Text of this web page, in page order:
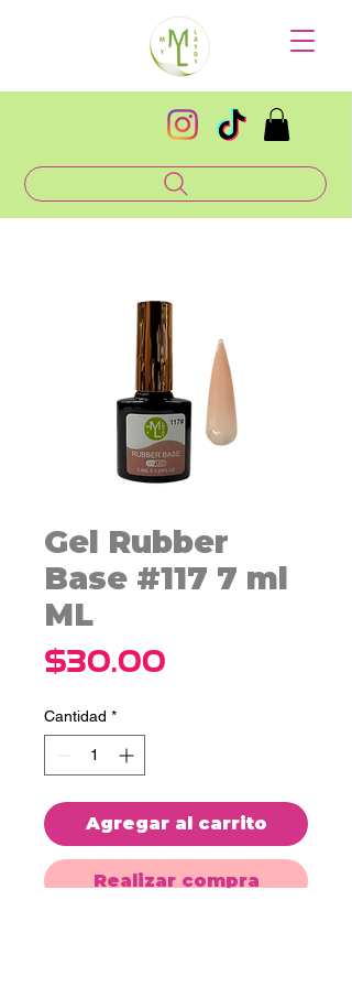
Gel Rubber
Base #117 7 ml
ML
$30.00
Cantidad *
Agregar al carrito
Realizar compra